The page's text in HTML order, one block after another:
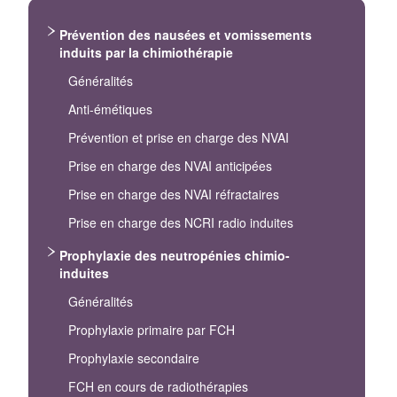
Prévention des nausées et vomissements
induits par la chimiothérapie
Généralités
Anti-émétiques
Prévention et prise en charge des NVAI
Prise en charge des NVAI anticipées
Prise en charge des NVAI réfractaires
Prise en charge des NCRI radio induites
Prophylaxie des neutropénies chimio-
induites
Généralités
Prophylaxie primaire par FCH
Prophylaxie secondaire
FCH en cours de radiothérapies